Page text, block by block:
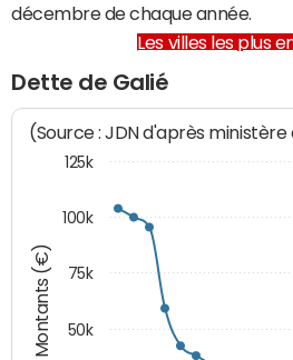
décembre de chaque année.
Les villes les plus
Dette de Galié
Montants (€)
(Source : JDN d'après
50k
75k
100k
125k